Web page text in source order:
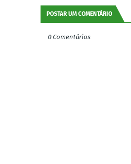
POSTAR UM COMENTÁRIO
0 Comentários